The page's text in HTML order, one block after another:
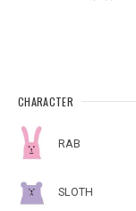
CHARACTER
RAB
SLOTH